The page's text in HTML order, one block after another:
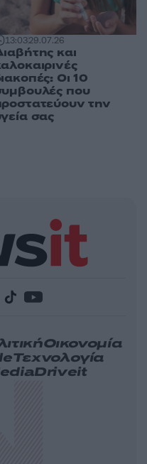
13:0329.07.26
και
Οι 10
που
την
σας
Οικονομία
Τεχνολογία
Driveit